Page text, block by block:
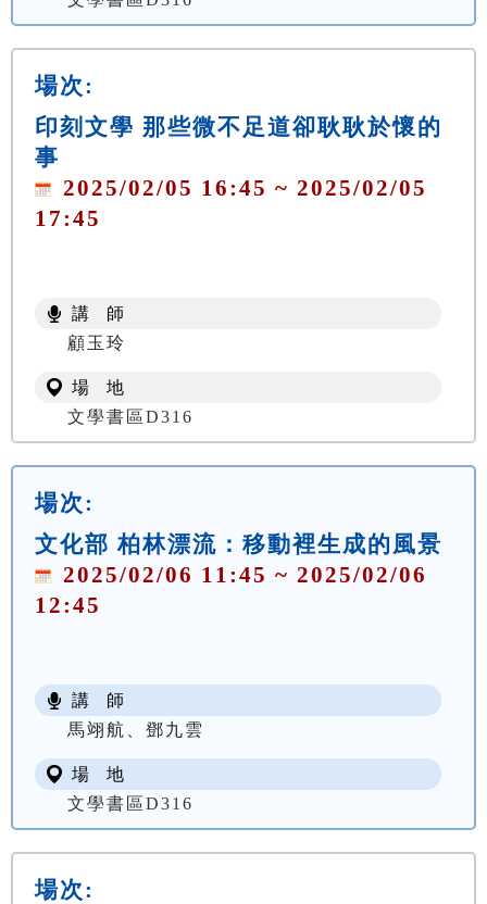
場次:
印刻文學 那些微不足道卻耿耿於懷的
事
2025/02/05 16:45 ~ 2025/02/05
17:45
講 師
顧玉玲
場 地
文學書區D316
場次:
文化部 柏林漂流：移動裡生成的風景
2025/02/06 11:45 ~ 2025/02/06
12:45
講 師
馬翊航、鄧九雲
場 地
文學書區D316
場次: